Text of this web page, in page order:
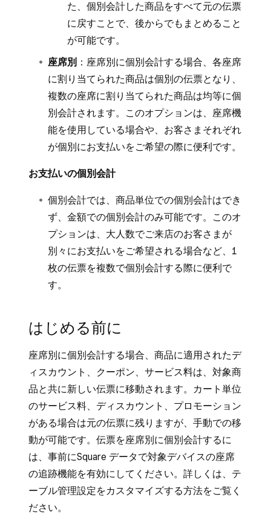
た、個別会計した商品をすべて元の伝票
に戻すことで、後からでもまとめること
が可能です。
座席別 ：座席別に個別会計する場合、各座席
に割り当てられた商品は個別の伝票となり、
複数の座席に割り当てられた商品は均等に個
別会計されます。このオプションは、座席機
能を使用している場合や、お客さまそれぞれ
が個別にお支払いをご希望の際に便利です。
お支払いの個別会計
個別会計では、商品単位での個別会計はでき
ず、金額での個別会計のみ可能です。このオ
プションは、大人数でご来店のお客さまが
別々にお支払いをご希望される場合など、1
枚の伝票を複数で個別会計する際に便利で
す。
はじめる前に
座席別に個別会計する場合、商品に適用されたデ
ィスカウント、クーポン、サービス料は、対象商
品と共に新しい伝票に移動されます。カート単位
のサービス料、ディスカウント、プロモーション
がある場合は元の伝票に残りますが、手動での移
動が可能です。伝票を座席別に個別会計するに
は、事前にSquare データで対象デバイスの座席
の追跡機能を有効にしてください。詳しくは、 テ
ーブル管理設定をカスタマイズする方法をご覧く
ださい。